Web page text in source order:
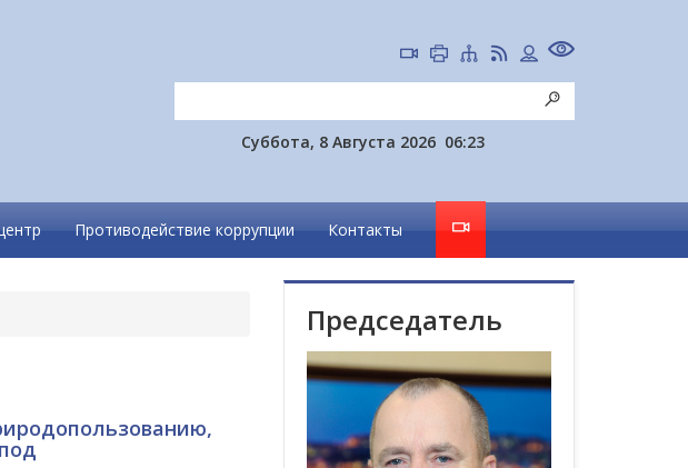
Суббота, 8 Августа 2026 06:23
Противодействие коррупции Контакты
Председатель